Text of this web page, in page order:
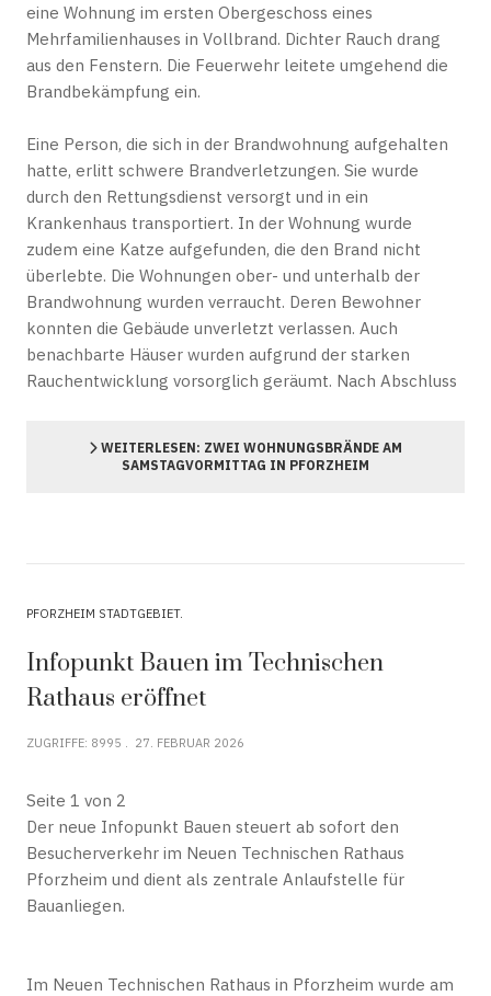
eine Wohnung im ersten Obergeschoss eines
Mehrfamilienhauses in Vollbrand. Dichter Rauch drang
aus den Fenstern. Die Feuerwehr leitete umgehend die
Brandbekämpfung ein.
Eine Person, die sich in der Brandwohnung aufgehalten
hatte, erlitt schwere Brandverletzungen. Sie wurde
durch den Rettungsdienst versorgt und in ein
Krankenhaus transportiert. In der Wohnung wurde
zudem eine Katze aufgefunden, die den Brand nicht
überlebte. Die Wohnungen ober- und unterhalb der
Brandwohnung wurden verraucht. Deren Bewohner
konnten die Gebäude unverletzt verlassen. Auch
benachbarte Häuser wurden aufgrund der starken
Rauchentwicklung vorsorglich geräumt. Nach Abschluss
WEITERLESEN: ZWEI WOHNUNGSBRÄNDE AM
SAMSTAGVORMITTAG IN PFORZHEIM
PFORZHEIM STADTGEBIET
Infopunkt Bauen im Technischen
Rathaus eröffnet
ZUGRIFFE: 8995 27. FEBRUAR 2026
Seite 1 von 2
Der neue Infopunkt Bauen steuert ab sofort den
Besucherverkehr im Neuen Technischen Rathaus
Pforzheim und dient als zentrale Anlaufstelle für
Bauanliegen.
Im Neuen Technischen Rathaus in Pforzheim wurde am